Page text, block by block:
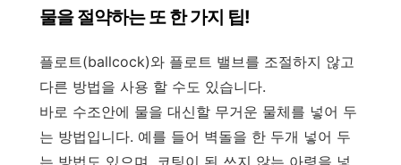
물을 절약하는 또 한 가지 팁!
플로트(ballcock)와 플로트 밸브를 조절하지 않고
다른 방법을 사용 할 수도 있습니다.
바로 수조안에 물을 대신할 무거운 물체를 넣어 두
는 방법입니다. 예를 들어 벽돌을 한 두개 넣어 두